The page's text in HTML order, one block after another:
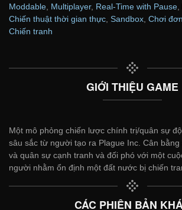
Moddable Multiplayer, Real-Time with Pause
Chiến thuật thời gian thực Sandbox Chơi đơn
Chiến tranh
GIỚI THIỆU GAME
Một mô phỏng chiến lược chính trị/quân sự
sâu sắc từ người tạo ra Plague Inc. Cân
và quân sự cạnh tranh và đối phó với một
người nhằm ổn định một đất nước bị chiến
CÁC PHIÊN BẢN